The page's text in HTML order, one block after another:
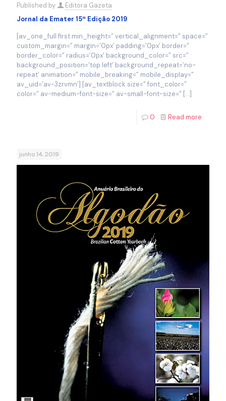
Published by
Editora Gazeta
Jornal da Emater 15ª Edição 2019
[av_one_full first min_height=” vertical_alignment=” space=”
custom_margin=” margin=’0px’ padding=’0px’ border=”
border_color=” radius=’0px’ background_color=” src=”
background_position=’top left’ background_repeat=’no-
repeat’ animation=” mobile_breaking=” mobile_display=”
av_uid=’av-3zrvmn’] [av_textblock size=” font_color=”
color=” av-medium-font-size=” av-small-font-size=” […]
0 Read more
junho 14, 2019